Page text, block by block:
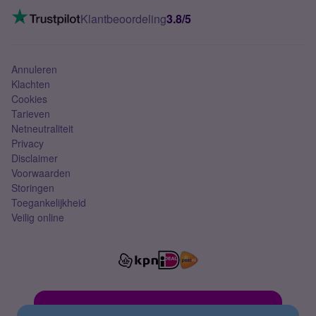
Mobiel abonnement
VoLTE 4G bellenKlantbeoordeling3.8/5
Annuleren
Klachten
Cookies
Tarieven
Netneutraliteit
Privacy
Disclaimer
Voorwaarden
Storingen
Toegankelijkheid
Veilig online